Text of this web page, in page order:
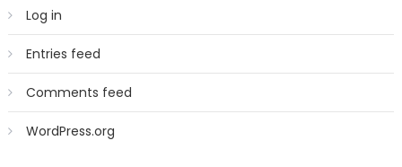
Log in
Entries feed
Comments feed
WordPress.org